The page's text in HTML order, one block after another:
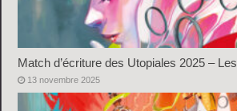
Match d’écriture des Utopiales 2025 –
13 novembre 2025